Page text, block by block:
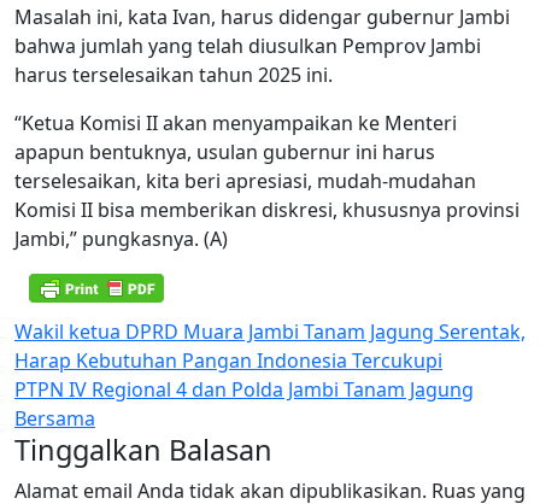
Masalah ini, kata Ivan, harus didengar gubernur Jambi
bahwa jumlah yang telah diusulkan Pemprov Jambi
harus terselesaikan tahun 2025 ini.
“Ketua Komisi II akan menyampaikan ke Menteri
apapun bentuknya, usulan gubernur ini harus
terselesaikan, kita beri apresiasi, mudah-mudahan
Komisi II bisa memberikan diskresi, khususnya provinsi
Jambi,” pungkasnya. (A)
Navigasi
pos
Wakil ketua DPRD Muara Jambi Tanam Jagung Serentak,
Harap Kebutuhan Pangan Indonesia Tercukupi
PTPN IV Regional 4 dan Polda Jambi Tanam Jagung
Bersama
Tinggalkan Balasan
Alamat email Anda tidak akan dipublikasikan. Ruas yang